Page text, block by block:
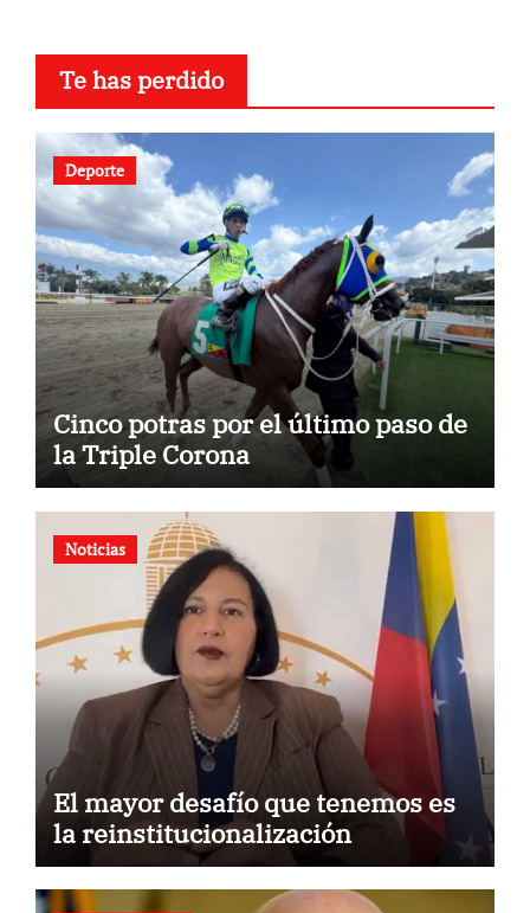
Te has perdido
Deporte
Cinco potras por el último paso de
la Triple Corona
Noticias
El mayor desafío que tenemos es
la reinstitucionalización